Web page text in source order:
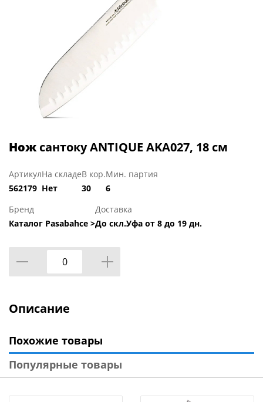
Нож сантоку ANTIQUE AKA027, 18 см
Артикул
562179
На складе
Нет
В кор.
30
Мин. партия
6
Бренд
Каталог Pasabahce >
Доставка
До скл.Уфа от 8 до 19 дн.
Описание
Похожие товары
Популярные товары